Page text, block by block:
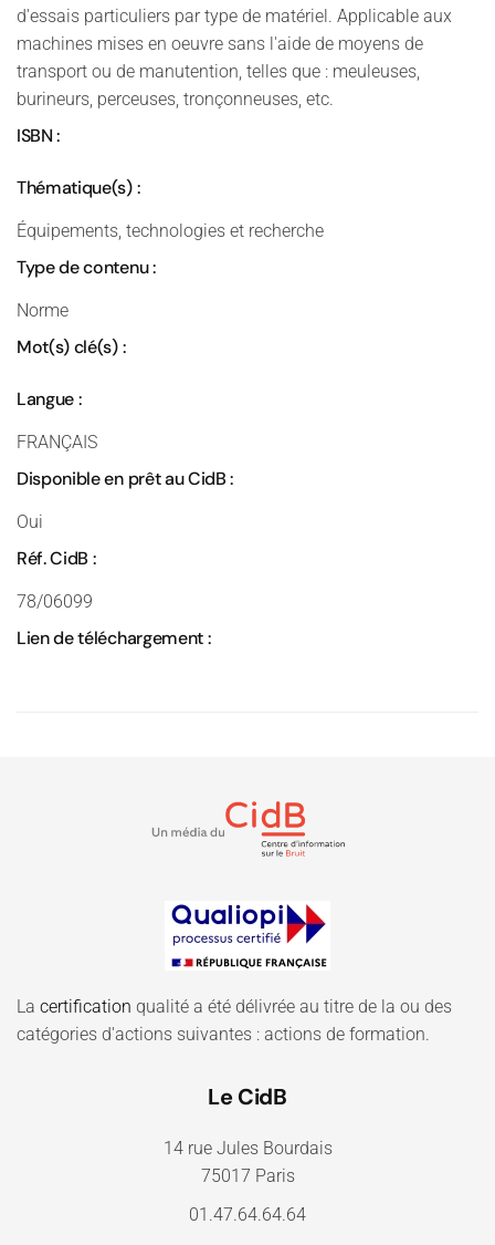
d'essais particuliers par type de matériel. Applicable aux
machines mises en oeuvre sans l'aide de moyens de
transport ou de manutention, telles que : meuleuses,
burineurs, perceuses, tronçonneuses, etc.
ISBN :
Thématique(s) :
Équipements, technologies et recherche
Type de contenu :
Norme
Mot(s) clé(s) :
Langue :
FRANÇAIS
Disponible en prêt au CidB :
Oui
Réf. CidB :
78/06099
Lien de téléchargement :
La certification qualité a été délivrée au titre de la ou des
catégories d'actions suivantes : actions de formation.
Le CidB
14 rue Jules Bourdais
75017 Paris
01.47.64.64.64